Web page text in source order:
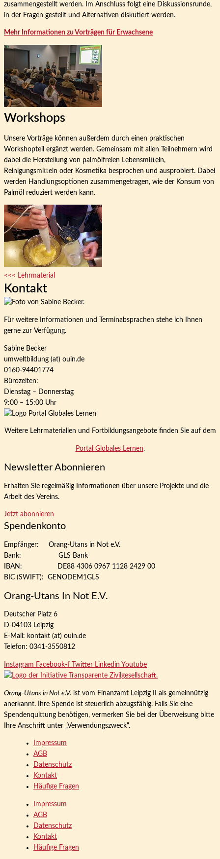
zusammengestellt werden. Im Anschluss folgt eine Diskussionsrunde,
in der Fragen gestellt und Alternativen diskutiert werden.
Mehr Informationen zu Vorträgen für Erwachsene
Workshops
Unsere Vorträge können außerdem durch einen praktischen
Workshopteil ergänzt werden. Gemeinsam mit allen Teilnehmern wird
dabei die Herstellung von palmölfreien Lebensmitteln,
Reinigungsmitteln oder Kosmetika besprochen und ausprobiert. Dabei
werden Handlungsoptionen zusammengetragen, wie der Konsum von
Palmöl reduziert werden kann.
<<< Lehrmaterial
Kontakt
Für weitere Informationen und Terminabsprachen stehe ich Ihnen
gerne zur Verfügung.
Sabine Becker
umweltbildung (at) ouin.de
0160-94401774
Bürozeiten:
Dienstag – Donnerstag
9:00 – 15:00 Uhr
Weitere Lehrmaterialien und Fortbildungsangebote finden Sie auf dem
Portal Globales Lernen.
Newsletter Abonnieren
Erhalten Sie regelmäßig Informationen über unsere Projekte und die
Arbeit des Vereins.
Jetzt abonnieren
Spendenkonto
Empfänger: Orang-Utans in Not e.V.
Bank: GLS Bank
IBAN: DE88 4306 0967 1128 2429 00
BIC (SWIFT): GENODEM1GLS
Orang-Utans In Not E.V.
Deutscher Platz 6
D-04103 Leipzig
E-Mail: kontakt (at) ouin.de
Telefon: 0341-3550812
Instagram Facebook-f Twitter Linkedin Youtube
Orang-Utans in Not e.V. ist vom Finanzamt Leipzig II als gemeinnützig
anerkannt. Ihre Spende ist steuerlich abzugsfähig. Falls Sie eine
Spendenquittung benötigen, vermerken Sie bei der Überweisung bitte
Ihre Anschrift unter „Verwendungszweck“.
Impressum
AGB
Datenschutz
Kontakt
Häufige Fragen
Impressum
AGB
Datenschutz
Kontakt
Häufige Fragen